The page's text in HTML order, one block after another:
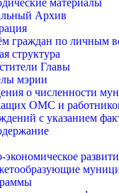
Архив
граждан по личным
структура
Главы
мэрии
о численности
ОМС и
с указанием